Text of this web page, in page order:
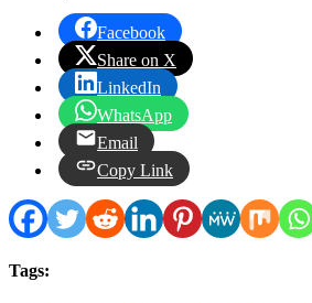
Facebook
Share on X
LinkedIn
WhatsApp
Email
Copy Link
Tags: